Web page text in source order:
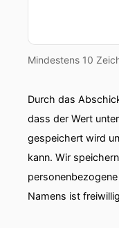
Mindestens 10
Durch das
dass der Wert
gespeichert wird
kann. Wir
Namens ist